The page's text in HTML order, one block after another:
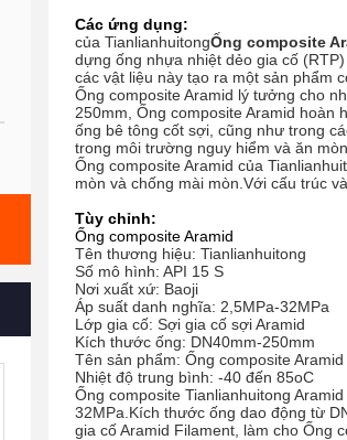
Các ứng dụng:
của TianlianhuitongỐng composite
dựng ống nhựa nhiệt dẻo gia cố
các vật liệu này tạo ra một sản phẩm
Ống composite Aramid lý tưởng cho
250mm, Ống composite Aramid hoàn
ống bê tông cốt sợi, cũng như trong
trong môi trường nguy hiểm và ăn
Ống composite Aramid của
mòn và chống mài mòn.Với cấu trúc
Tùy chỉnh:
Ống composite Aramid
Tên thương hiệu: Tianlianhuitong
Số mô hình: API 15 S
Nơi xuất xứ: Baoji
Áp suất danh nghĩa: 2,5MPa-32MPa
Lớp gia cố: Sợi gia cố sợi Aramid
Kích thước ống: DN40mm-250mm
Tên sản phẩm: Ống composite Aramid
Nhiệt độ trung bình: -40 đến 85oC
Ống composite Tianlianhuitong
32MPa.Kích thước ống dao động từ
gia cố Aramid Filament, làm cho Ống